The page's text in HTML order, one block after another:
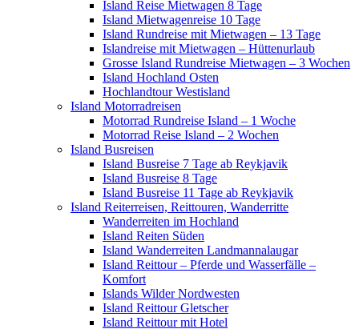
Island Reise Mietwagen 8 Tage
Island Mietwagenreise 10 Tage
Island Rundreise mit Mietwagen – 13 Tage
Islandreise mit Mietwagen – Hüttenurlaub
Grosse Island Rundreise Mietwagen – 3 Wochen
Island Hochland Osten
Hochlandtour Westisland
Island Motorradreisen
Motorrad Rundreise Island – 1 Woche
Motorrad Reise Island – 2 Wochen
Island Busreisen
Island Busreise 7 Tage ab Reykjavik
Island Busreise 8 Tage
Island Busreise 11 Tage ab Reykjavik
Island Reiterreisen, Reittouren, Wanderritte
Wanderreiten im Hochland
Island Reiten Süden
Island Wanderreiten Landmannalaugar
Island Reittour – Pferde und Wasserfälle –
Komfort
Islands Wilder Nordwesten
Island Reittour Gletscher
Island Reittour mit Hotel